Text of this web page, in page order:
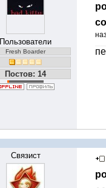
Пользователи
Fresh Boarder
Постов: 14
Связист